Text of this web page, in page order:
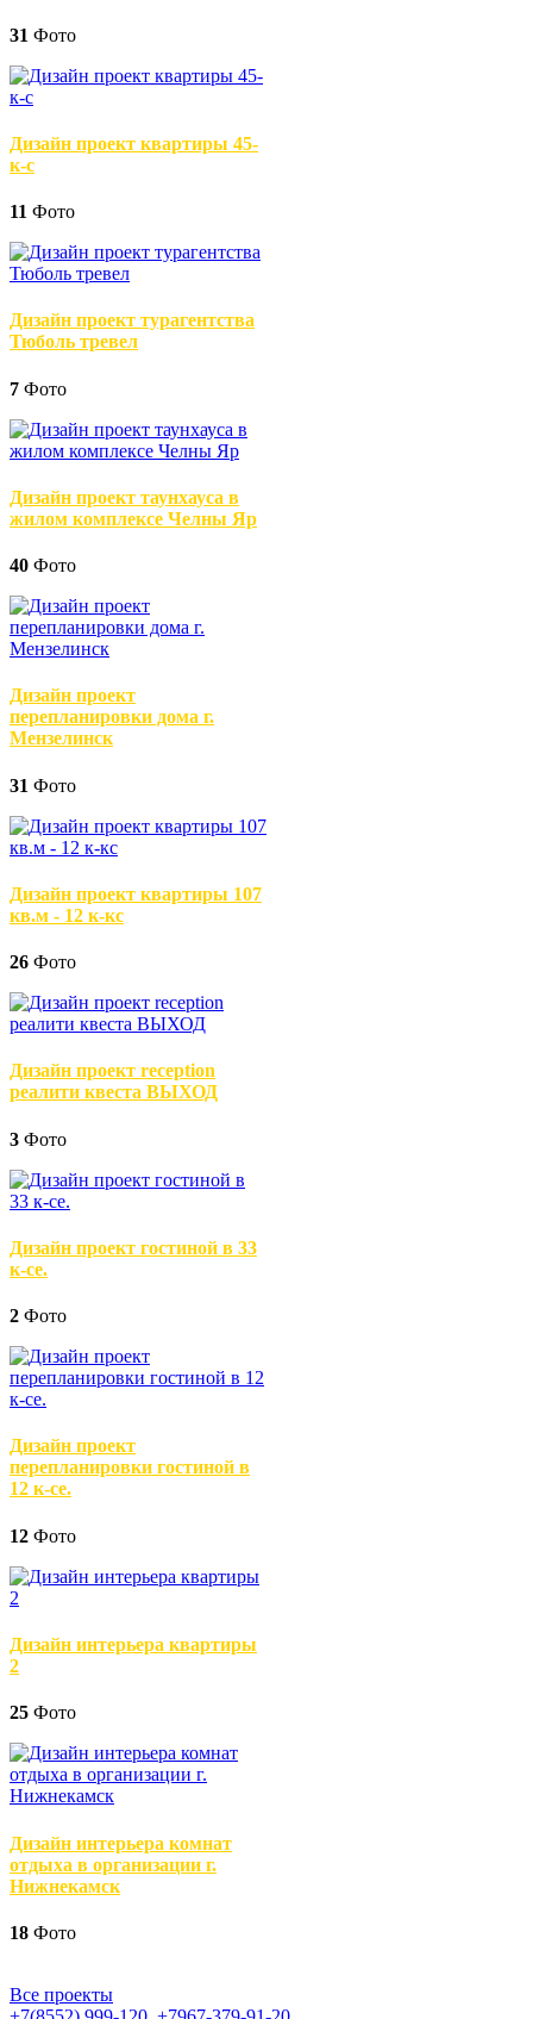
31 Фото
Дизайн проект квартиры 45-
к-с
11 Фото
Дизайн проект турагентства
Тюболь тревел
7 Фото
Дизайн проект таунхауса в
жилом комплексе Челны Яр
40 Фото
Дизайн проект
перепланировки дома г.
Мензелинск
31 Фото
Дизайн проект квартиры 107
кв.м - 12 к-кс
26 Фото
Дизайн проект reception
реалити квеста ВЫХОД
3 Фото
Дизайн проект гостиной в 33
к-се.
2 Фото
Дизайн проект
перепланировки гостиной в
12 к-се.
12 Фото
Дизайн интерьера квартиры
2
25 Фото
Дизайн интерьера комнат
отдыха в организации г.
Нижнекамск
18 Фото
Все проекты